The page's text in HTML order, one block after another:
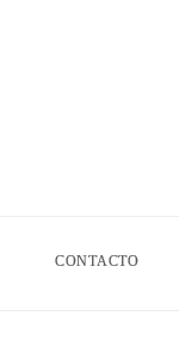
CONTACTO